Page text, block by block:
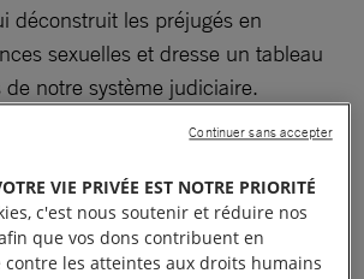
déconstruit les préjugés en
sexuelles et dresse un tableau
notre système judiciaire.
21 juillet, à 18h30 (relâche les 4,
VIE PRIVÉE EST NOTRE PRIORITÉ
c'est nous soutenir et réduire nos
que vos dons contribuent en
les atteintes aux droits humains
Continuer sans accepter